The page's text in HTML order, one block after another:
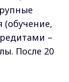
(обучение,
–
После 20